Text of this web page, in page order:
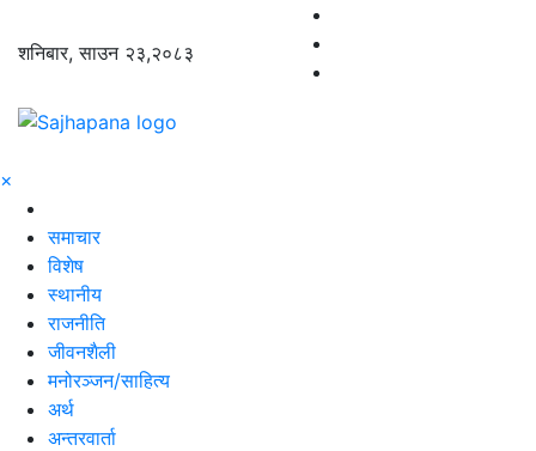
शनिबार, साउन २३,२०८३
×
समाचार
विशेष
स्थानीय
राजनीति
जीवनशैली
मनोरञ्जन/साहित्य
अर्थ
अन्तरवार्ता